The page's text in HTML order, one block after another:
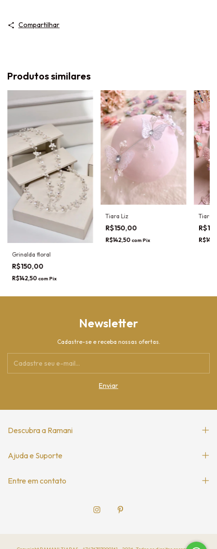
Compartilhar
Produtos similares
Grinalda floral
R$150,00
R$142,50 com Pix
Tiara Liz
R$150,00
R$142,50 com Pix
Tiara
Newsletter
Cadastre-se e receba nossas ofertas.
Descubra a Ramani
Ajuda e Suporte
Entre em contato